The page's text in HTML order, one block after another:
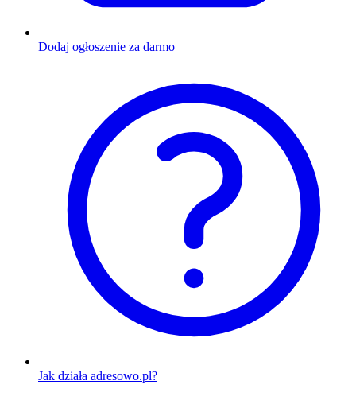
Dodaj ogłoszenie za darmo
Jak działa adresowo.pl?